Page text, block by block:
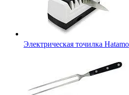
Электрическая точилка